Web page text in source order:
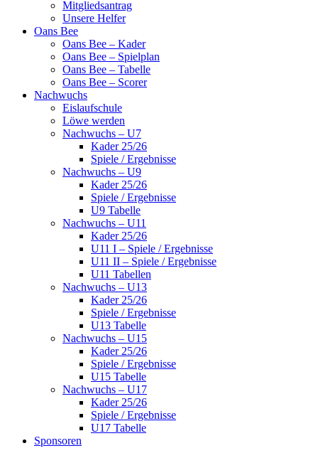
Mitgliedsantrag
Unsere Helfer
Oans Bee
Oans Bee – Kader
Oans Bee – Spielplan
Oans Bee – Tabelle
Oans Bee – Scorer
Nachwuchs
Eislaufschule
Löwe werden
Nachwuchs – U7
Kader 25/26
Spiele / Ergebnisse
Nachwuchs – U9
Kader 25/26
Spiele / Ergebnisse
U9 Tabelle
Nachwuchs – U11
Kader 25/26
U11 I – Spiele / Ergebnisse
U11 II – Spiele / Ergebnisse
U11 Tabellen
Nachwuchs – U13
Kader 25/26
Spiele / Ergebnisse
U13 Tabelle
Nachwuchs – U15
Kader 25/26
Spiele / Ergebnisse
U15 Tabelle
Nachwuchs – U17
Kader 25/26
Spiele / Ergebnisse
U17 Tabelle
Sponsoren